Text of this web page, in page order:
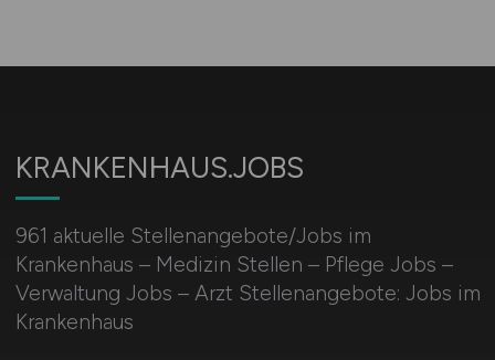
KRANKENHAUS.JOBS
961 aktuelle Stellenangebote/Jobs im
Krankenhaus – Medizin Stellen – Pflege Jobs –
Verwaltung Jobs – Arzt Stellenangebote: Jobs im
Krankenhaus